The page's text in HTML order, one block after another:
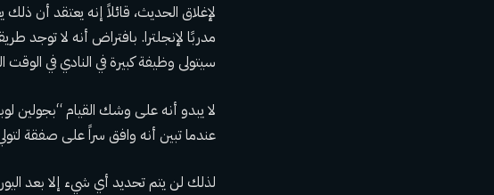
لإغلاق الحديث، قائلاً إنه يعتقد أن
مدربًا لإنجلترا. بافتراض أنه لا توجد
سيتولى وظيفة كبيرة في النادي في
عندما تبين أنه وافق سراً على صفقة
لذلك لن يتم تحديد أي شيء إلا بعد